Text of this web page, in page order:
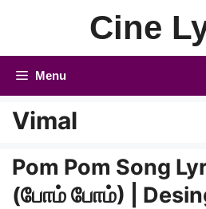
Cine
Menu
Vimal
Pom Pom Song
(போம் போம்) |